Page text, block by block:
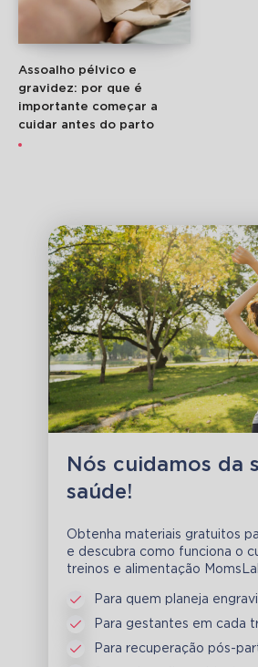
Assoalho pélvico e
gravidez: por que é
importante começar a
cuidar antes do parto
Nós cuidamos da
saúde!
Obtenha materiais gratuitos
e descubra como funciona o
treinos e alimentação
Para quem planeja
Para gestantes em cada
Para recuperação pós-